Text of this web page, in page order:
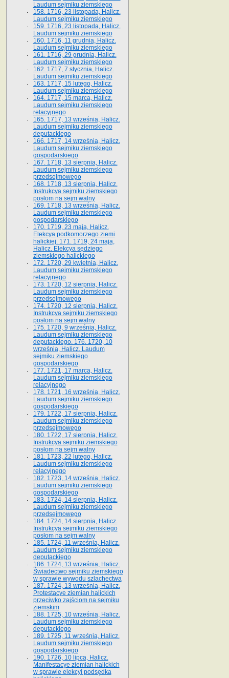
Laudum sejmiku ziemskiego
158. 1716, 23 listopada, Halicz.
Laudum sejmiku ziemskiego
159. 1716, 23 listopada, Halicz.
Laudum sejmiku ziemskiego
160. 1716, 11 grudnia, Halicz.
Laudum sejmiku ziemskiego
161. 1716, 29 grudnia, Halicz.
Laudum sejmiku ziemskiego
162. 1717, 7 stycznia, Halicz.
Laudum sejmiku ziemskiego
163. 1717, 15 lutego, Halicz.
Laudum sejmiku ziemskiego
164. 1717, 15 marca, Halicz.
Laudum sejmiku ziemskiego
relacyjnego
165. 1717, 13 września, Halicz.
Laudum sejmiku ziemskiego
deputackiego
166. 1717, 14 września, Halicz.
Laudum sejmiku ziemskiego
gospodarskiego
167. 1718, 13 sierpnia, Halicz.
Laudum sejmiku ziemskiego
przedsejmowego
168. 1718, 13 sierpnia, Halicz.
Instrukcya sejmiku ziemskiego
posłom na sejm walny
169. 1718, 13 września, Halicz.
Laudum sejmiku ziemskiego
gospodarskiego
170. 1719, 23 maja, Halicz.
Elekcya podkomorzego ziemi
halickiej. 171. 1719, 24 maja,
Halicz. Elekcya sędziego
ziemskiego halickiego
172. 1720, 29 kwietnia, Halicz.
Laudum sejmiku ziemskiego
relacyjnego
173. 1720, 12 sierpnia, Halicz.
Laudum sejmiku ziemskiego
przedsejmowego
174. 1720, 12 sierpnia, Halicz.
Instrukcya sejmiku ziemskiego
posłom na sejm walny
175. 1720, 9 września, Halicz.
Laudum sejmiku ziemskiego
deputackiego. 176. 1720, 10
września, Halicz. Laudum
sejmiku ziemskiego
gospodarskiego
177. 1721, 17 marca, Halicz.
Laudum sejmiku ziemskiego
relacyjnego
178. 1721, 16 września, Halicz.
Laudum sejmiku ziemskiego
gospodarskiego
179. 1722, 17 sierpnia, Halicz.
Laudum sejmiku ziemskiego
przedsejmowego
180. 1722, 17 sierpnia, Halicz.
Instrukcya sejmiku ziemskiego
posłom na sejm walny
181. 1723, 22 lutego, Halicz.
Laudum sejmiku ziemskiego
relacyjnego
182. 1723, 14 września, Halicz.
Laudum sejmiku ziemskiego
gospodarskiego
183. 1724, 14 sierpnia, Halicz.
Laudum sejmiku ziemskiego
przedsejmowego
184. 1724, 14 sierpnia, Halicz.
Instrukcya sejmiku ziemskiego
posłom na sejm walny
185. 1724, 11 września, Halicz.
Laudum sejmiku ziemskiego
deputackiego
186. 1724, 13 września, Halicz.
Świadectwo sejmiku ziemskiego
w sprawie wywodu szlachectwa
187. 1724, 13 września, Halicz.
Protestacye ziemian halickich
przeciwko zajściom na sejmiku
ziemskim
188. 1725, 10 września, Halicz.
Laudum sejmiku ziemskiego
deputackiego
189. 1725, 11 września, Halicz.
Laudum sejmiku ziemskiego
gospodarskiego
190. 1726, 10 lipca, Halicz.
Manifestacye ziemian halickich
w sprawie elekcyi podsędka